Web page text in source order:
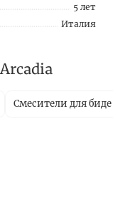
5 лет
Италия
Смесители для биде